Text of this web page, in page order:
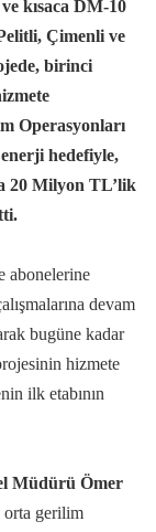
kısaca DM-10
Çimenli ve
birinci
Operasyonları
hedefiyle,
20 Milyon TL’lik
abonelerine
devam
bugüne kadar
hizmete
ilk etabının
Müdürü Ömer
orta gerilim